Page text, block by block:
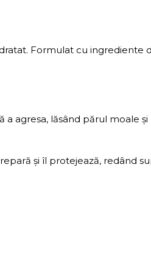
Formulat cu ingrediente
agresa, lăsând părul moale
și îl protejează, redând